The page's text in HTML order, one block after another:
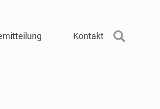
Kontakt